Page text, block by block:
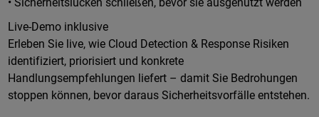
Live-Demo inklusive
Erleben Sie live, wie Cloud Detection & Response Risiken
identifiziert, priorisiert und konkrete
Handlungsempfehlungen liefert – damit Sie Bedrohungen
stoppen können, bevor daraus Sicherheitsvorfälle entstehen.